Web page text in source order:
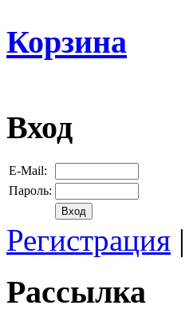
Корзина
Вход
E-Mail:
Пароль:
Регистрация |
Рассылка